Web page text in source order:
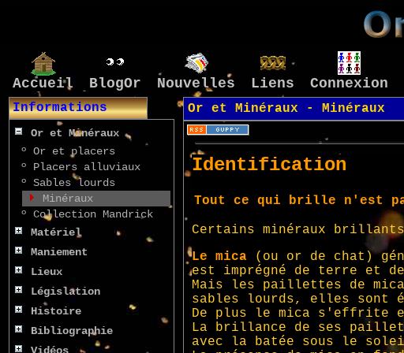
Accueil BlogOr Nouvelles Liens Connexion
Informations
Or et Minéraux
º Or et placers
º
Placers alluviaux
º Sables lourds
Minéraux
º Collection Mandrick
Matériel
Maniement
Lieux
Législation
Histoire
Bibliographie
Or et Minéraux - Minéraux